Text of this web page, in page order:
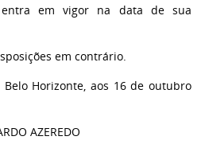
em vigor na data de sua
em contrário.
Horizonte, aos 16 de outubro
AZEREDO